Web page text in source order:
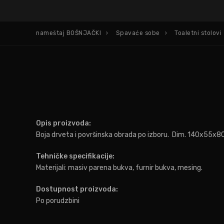
nameštaj BOŠNJAČKI Spavaće sobe Toaletni stolovi
Opis proizvoda:
Boja drveta i površinska obrada po izboru. Dim.
Tehničke specifikacije:
Materijali: masiv parena bukva, furnir bukva, mesing.
Dostupnost proizvoda:
Po porudzbini